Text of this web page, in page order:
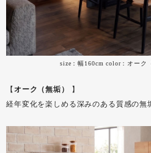
size：幅160cm color：オーク
【オーク（無垢）
】
経年変化を楽しめる深みのある質感の無